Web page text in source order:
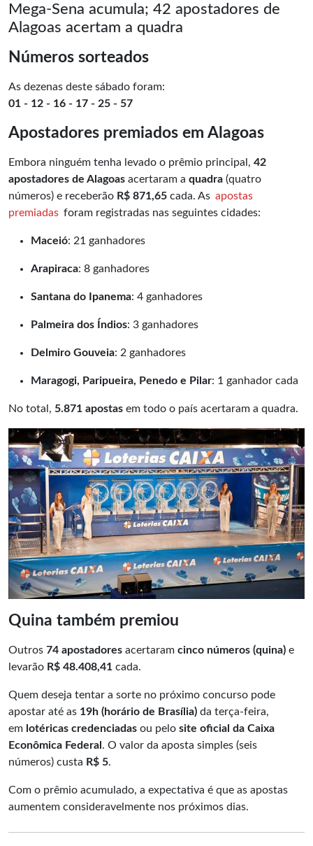
Mega-Sena acumula; 42 apostadores de
Alagoas acertam a quadra
Números sorteados
As dezenas deste sábado foram:
01 - 12 - 16 - 17 - 25 - 57
Apostadores premiados em Alagoas
Embora ninguém tenha levado o prêmio principal, 42
apostadores de Alagoas acertaram a quadra (quatro
números) e receberão R$ 871,65 cada. As apostas
premiadas foram registradas nas seguintes cidades:
Maceió: 21 ganhadores
Arapiraca: 8 ganhadores
Santana do Ipanema: 4 ganhadores
Palmeira dos Índios: 3 ganhadores
Delmiro Gouveia: 2 ganhadores
Maragogi, Paripueira, Penedo e Pilar: 1 ganhador cada
No total, 5.871 apostas em todo o país acertaram a quadra.
Quina também premiou
Outros 74 apostadores acertaram cinco números (quina) e
levarão R$ 48.408,41 cada.
Quem deseja tentar a sorte no próximo concurso pode
apostar até as 19h (horário de Brasília) da terça-feira,
em lotéricas credenciadas ou pelo site oficial da Caixa
Econômica Federal . O valor da aposta simples (seis
números) custa R$ 5.
Com o prêmio acumulado, a expectativa é que as apostas
aumentem consideravelmente nos próximos dias.